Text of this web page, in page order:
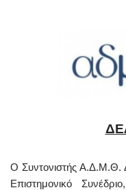
O Συντονιστής Α.Δ.Μ.Θ.
Επιστημονικό